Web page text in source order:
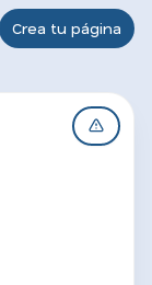
Crea tu página